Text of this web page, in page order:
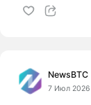
NewsBTC
7 Июл 2026